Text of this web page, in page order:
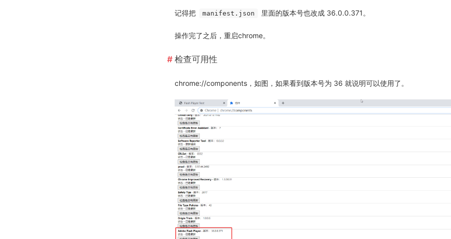
记得把 manifest.json 里面的版本号也改成 36.0.0.371。
操作完了之后，重启chrome。
检查可用性
chrome://components，如图，如果看到版本号为 36 就说明可以使用了。